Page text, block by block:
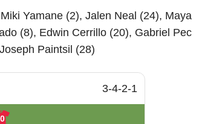
Yamane (2), Jalen Neal (24), Maya
(8), Edwin Cerrillo (20), Gabriel Pec
Paintsil (28)
3-4-2-1